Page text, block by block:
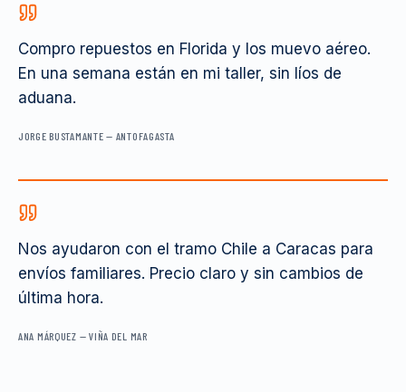
Compro repuestos en Florida y los muevo aéreo.
En una semana están en mi taller, sin líos de
aduana.
JORGE BUSTAMANTE — ANTOFAGASTA
Nos ayudaron con el tramo Chile a Caracas para
envíos familiares. Precio claro y sin cambios de
última hora.
ANA MÁRQUEZ —VIÑA DEL MAR